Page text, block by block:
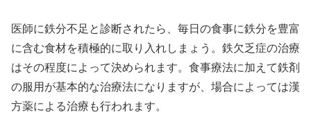
医師に鉄分不足と診断されたら、毎日の食事に鉄分を豊富
に含む食材を積極的に取り入れしまょう。鉄欠乏症の治療
はその程度によって決められます。食事療法に加えて鉄剤
の服用が基本的な治療法になりますが、場合によっては漢
方薬による治療も行われます。